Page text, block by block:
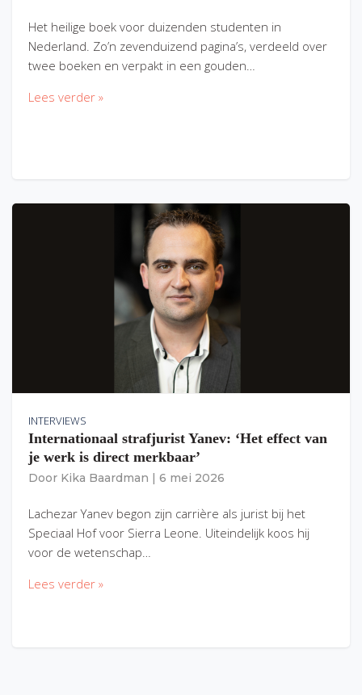
Het heilige boek voor duizenden studenten in
Nederland. Zo’n zevenduizend pagina’s, verdeeld over
twee boeken en verpakt in een gouden…
Lees verder »
INTERVIEWS
Internationaal strafjurist Yanev: ‘Het effect van
je werk is direct merkbaar’
Door Kika Baardman 6 mei 2026
Lachezar Yanev begon zijn carrière als jurist bij het
Speciaal Hof voor Sierra Leone. Uiteindelijk koos hij
voor de wetenschap…
Lees verder »